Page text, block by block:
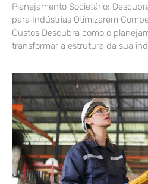
Planejamento Societário:
para Indústrias Otimizarem
Custos Descubra como o
transformar a estrutura da sua